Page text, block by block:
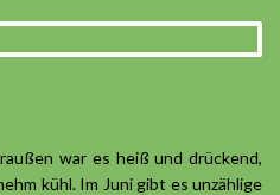
war es heiß und drückend,
kühl. Im Juni gibt es unzählige